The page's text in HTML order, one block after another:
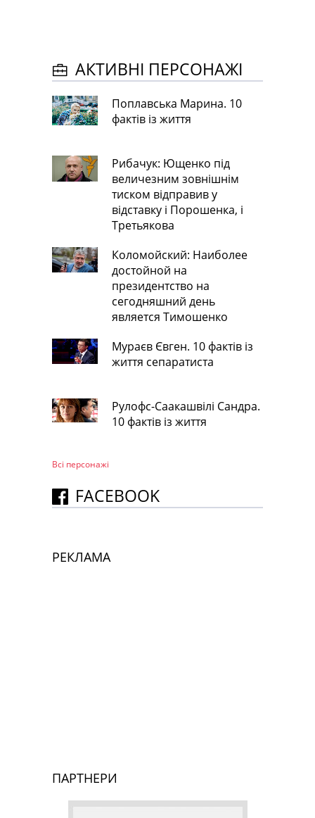
АКТИВНІ ПЕРСОНАЖІ
Поплавська Марина. 10
фактів із життя
Рибачук: Ющенко під
величезним зовнішнім
тиском відправив у
відставку і Порошенка, і
Третьякова
Коломойский: Наиболее
достойной на
президентство на
сегодняшний день
является Тимошенко
Мураєв Євген. 10 фактів із
життя сепаратиста
Рулофс-Саакашвілі Сандра.
10 фактів із життя
Всі персонажi
FACEBOOK
РЕКЛАМА
ПАРТНЕРИ